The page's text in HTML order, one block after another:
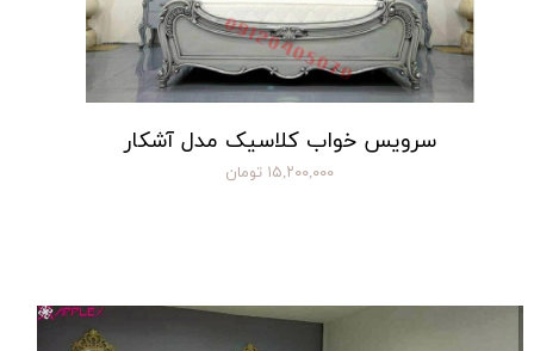
سرویس خواب کلاسیک مدل آشکار
۱۵,۲۰۰,۰۰۰ تومان